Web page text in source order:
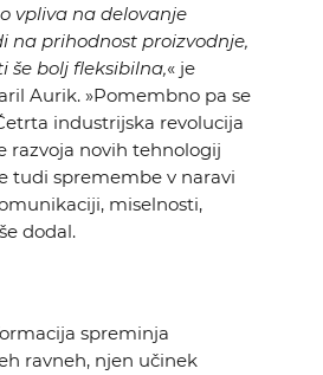
vpliva na delovanje
na prihodnost proizvodnje,
še bolj fleksibilna,« je
Aurik. »Pomembno pa se
industrijska revolucija
razvoja novih tehnologij
tudi spremembe v naravi
miselnosti,
dodal.
spreminja
ravneh, njen učinek